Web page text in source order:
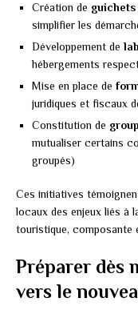
Création de
simplifier les
Développement de
hébergements
Mise en place de
juridiques et fiscaux
Constitution de
mutualiser certains
groupés)
Ces initiatives
locaux des enjeux liés à
touristique, composante
Préparer dès
vers le